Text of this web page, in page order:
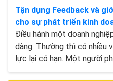
Tận dụng Feedback và
cho sự phát triển kinh
Điều hành một doanh
dàng. Thường thì có nhiều
lực lại có hạn. Một người